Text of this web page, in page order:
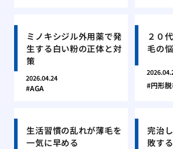
ミノキシジル外用薬で発
生する白い粉の正体と対
策
2026.04.24
AGA
２０
毛の
円形
生活習慣の乱れが薄毛を
一気に早める
完治
敗す